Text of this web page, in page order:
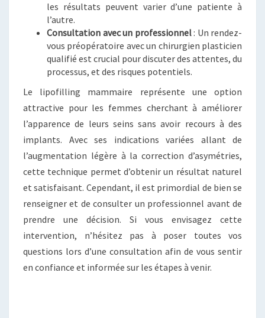
les résultats peuvent varier d’une patiente à
l’autre.
Consultation avec un professionnel: Un rendez-
vous préopératoire avec un chirurgien plasticien
qualifié est crucial pour discuter des attentes, du
processus, et des risques potentiels.
Le lipofilling mammaire représente une option
attractive pour les femmes cherchant à améliorer
l’apparence de leurs seins sans avoir recours à des
implants. Avec ses indications variées allant de
l’augmentation légère à la correction d’asymétries,
cette technique permet d’obtenir un résultat naturel
et satisfaisant. Cependant, il est primordial de bien se
renseigner et de consulter un professionnel avant de
prendre une décision. Si vous envisagez cette
intervention, n’hésitez pas à poser toutes vos
questions lors d’une consultation afin de vous sentir
en confiance et informée sur les étapes à venir.